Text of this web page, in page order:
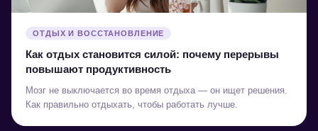
ОТДЫХ И ВОССТАНОВЛЕНИЕ
Как отдых становится силой: почему перерывы
повышают продуктивность
Мозг не выключается во время отдыха — он ищет решения.
Как правильно отдыхать, чтобы работать лучше.